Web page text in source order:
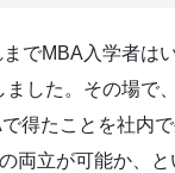
でMBA入学者は
した。その場で
得たことを社内
立が可能か、